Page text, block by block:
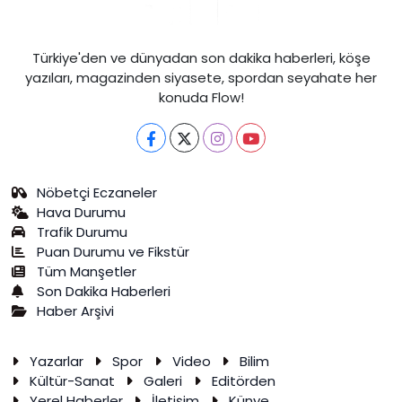
Türkiye'den ve dünyadan son dakika haberleri, köşe
yazıları, magazinden siyasete, spordan seyahate her
konuda Flow!
Nöbetçi Eczaneler
Hava Durumu
Trafik Durumu
Puan Durumu ve Fikstür
Tüm Manşetler
Son Dakika Haberleri
Haber Arşivi
Yazarlar Spor Video
Bilim
Kültür-Sanat
Galeri
Editörden